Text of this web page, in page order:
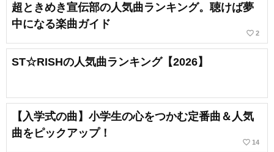
超ときめき宣伝部の人気曲ランキング。聴けば夢
中になる楽曲ガイド
favorite_border 2
ST☆RISHの人気曲ランキング【2026】
【入学式の曲】小学生の心をつかむ定番曲＆人気
曲をピックアップ！
favorite_border 14